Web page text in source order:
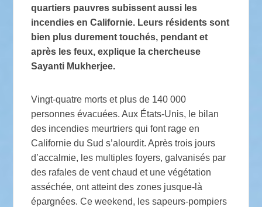
quartiers pauvres subissent aussi les
incendies en Californie. Leurs résidents sont
bien plus durement touchés, pendant et
après les feux, explique la chercheuse
Sayanti Mukherjee.
Vingt-quatre morts et plus de 140 000
personnes évacuées. Aux États-Unis, le bilan
des incendies meurtriers qui font rage en
Californie du Sud s’alourdit. Après trois jours
d’accalmie, les multiples foyers, galvanisés par
des rafales de vent chaud et une végétation
asséchée, ont atteint des zones jusque-là
épargnées. Ce weekend, les sapeurs-pompiers